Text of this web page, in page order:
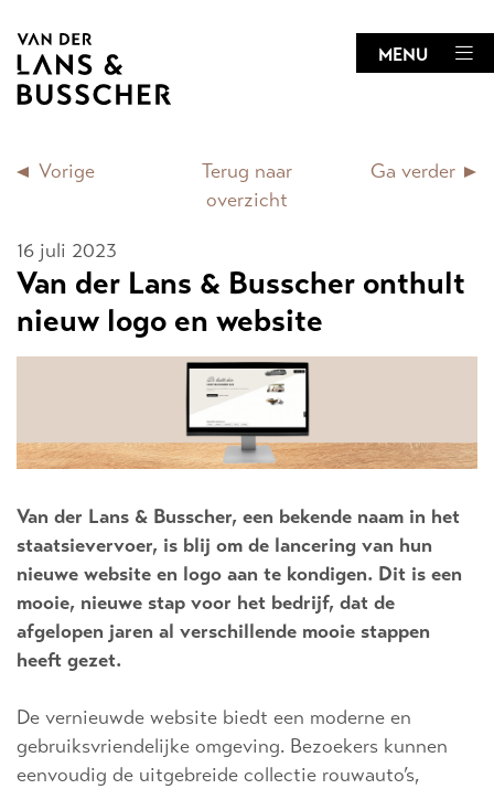
MENU
Vorige
Terug naar
overzicht
Ga verder
16 juli 2023
Van der Lans & Busscher onthult
nieuw logo en website
Van der Lans & Busscher, een bekende naam in het
staatsievervoer, is blij om de lancering van hun
nieuwe website en logo aan te kondigen. Dit is een
mooie, nieuwe stap voor het bedrijf, dat de
afgelopen jaren al verschillende mooie stappen
heeft gezet.
De vernieuwde website biedt een moderne en
gebruiksvriendelijke omgeving. Bezoekers kunnen
eenvoudig de uitgebreide collectie rouwauto’s,